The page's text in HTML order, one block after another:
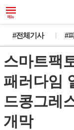
#전체기사 #
스마트팩
패러다임
드콩그레
개막